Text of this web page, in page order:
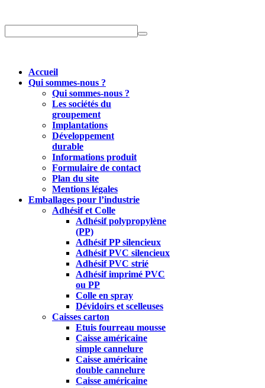
Accueil
Qui sommes-nous ?
Qui sommes-nous ?
Les sociétés du
groupement
Implantations
Développement
durable
Informations produit
Formulaire de contact
Plan du site
Mentions légales
Emballages pour l’industrie
Adhésif et Colle
Adhésif polypropylène
(PP)
Adhésif PP silencieux
Adhésif PVC silencieux
Adhésif PVC strié
Adhésif imprimé PVC
ou PP
Colle en spray
Dévidoirs et scelleuses
Caisses carton
Etuis fourreau mousse
Caisse américaine
simple cannelure
Caisse américaine
double cannelure
Caisse américaine